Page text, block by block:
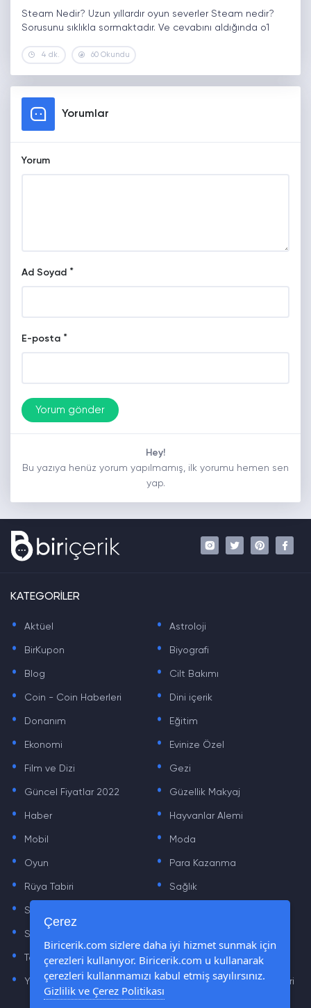
Steam Nedir? Uzun yıllardır oyun severler Steam nedir?
Sorusunu sıklıkla sormaktadır. Ve cevabını aldığında o1
4 dk. 60 Okundu
Yorumlar
Yorum
Ad Soyad *
E-posta *
Hey!
Bu yazıya henüz yorum yapılmamış, ilk yorumu hemen sen
yap.
KATEGORİLER
. Aktüel . Astroloji
. BirKupon . Biyografi
. Blog . Cilt Bakımı
. Coin - Coin Haberleri . Dini içerik
. Donanım . Eğitim
. Ekonomi . Evinize Özel
. Film ve Dizi . Gezi
. Güncel Fiyatlar 2022 . Güzellik Makyaj
. Haber . Hayvanlar Alemi
. Mobil . Moda
. Oyun . Para Kazanma
. Rüya Tabiri . Sağlık
. Sinema .
. Sözler
. Teknoloji Haberleri . Yaşam
. Yazılım Haberleri . Yiyecek Önerileri ve Tarifleri
Çerez
Biricerik.com sizlere daha iyi hizmet sunmak için
çerezleri kullanıyor. Biricerik.com u kullanarak
çerezleri kullanmamızı kabul etmiş sayılırsınız.
Gizlilik ve Çerez Politikası